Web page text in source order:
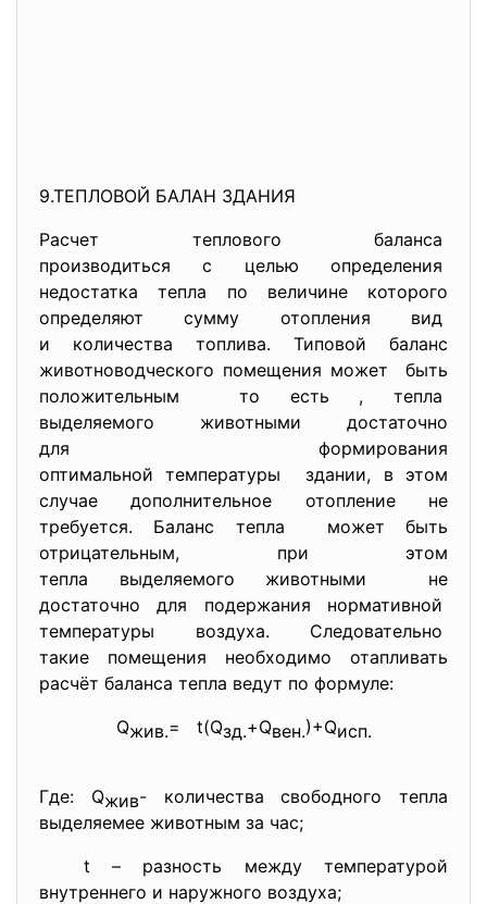
9.ТЕПЛОВОЙ БАЛАН ЗДАНИЯ
Расчет теплового баланса
производиться с целью определения
недостатка тепла по величине которого
определяют сумму отопления вид
и количества топлива. Типовой баланс
животноводческого помещения может быть
положительным то есть , тепла
выделяемого животными достаточно
для формирования
оптимальной температуры здании, в этом
случае дополнительное отопление не
требуется. Баланс тепла может быть
отрицательным, при этом
тепла выделяемого животными не
достаточно для подержания нормативной
температуры воздуха. Следовательно
такие помещения необходимо отапливать
расчёт баланса тепла ведут по формуле:
Qжив.= t(Qзд.+Qвен.)+Qисп.
Где: Qжив- количества свободного тепла
выделяемее животным за час;
t – разность между температурой
внутреннего и наружного воздуха;